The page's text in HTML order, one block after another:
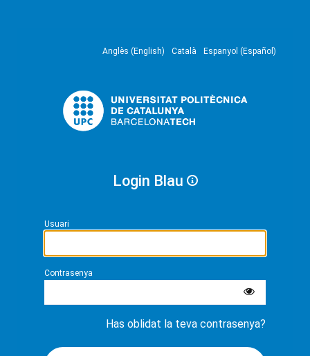
Anglès (English) Català Espanyol (Español)
Login Blau
Usuari
Contrasenya
Has oblidat la teva contrasenya?